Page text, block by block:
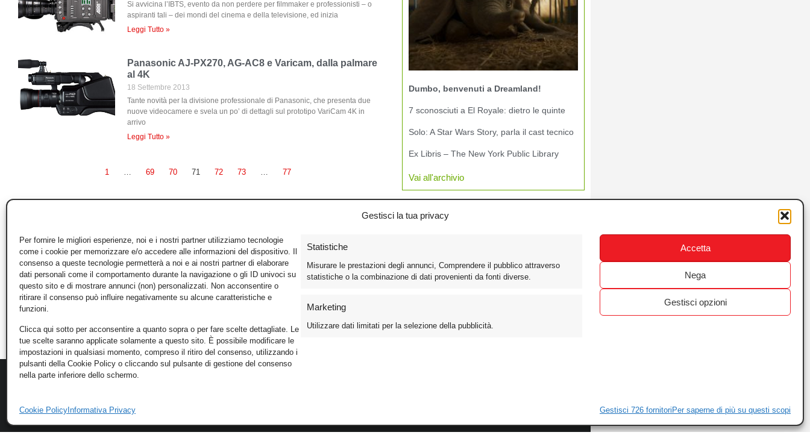
Gestisci la tua privacy
Per fornire le migliori esperienze, noi e i nostri partner utilizziamo tecnologie
come i cookie per memorizzare e/o accedere alle informazioni del dispositivo. Il
consenso a queste tecnologie permetterà a noi e ai nostri partner di elaborare
dati personali come il comportamento durante la navigazione o gli ID univoci su
questo sito e di mostrare annunci (non) personalizzati. Non acconsentire o
ritirare il consenso può influire negativamente su alcune caratteristiche e
funzioni.
Clicca qui sotto per acconsentire a quanto sopra o per fare scelte dettagliate. Le
tue scelte saranno applicate solamente a questo sito. È possibile modificare le
impostazioni in qualsiasi momento, compreso il ritiro del consenso, utilizzando i
pulsanti della Cookie Policy o cliccando sul pulsante di gestione del consenso
nella parte inferiore dello schermo.
Statistiche
Misurare le prestazioni degli annunci, Comprendere il pubblico attraverso
statistiche o la combinazione di dati provenienti da fonti diverse.
Marketing
Utilizzare dati limitati per la selezione della pubblicità.
Gestisci 726 fornitori Per saperne di più su questi scopi
Accetta
Nega
Gestisci opzioni
Cookie Policy Informativa Privacy
Si avvicina l’IBTS, evento da non perdere per filmmaker e professionisti – o
aspiranti tali – dei mondi del cinema e della televisione, ed inizia
Leggi Tutto »
Panasonic AJ-PX270, AG-AC8 e Varicam, dalla palmare
al 4K
18 Settembre 2013
Tante novità per la divisione professionale di Panasonic, che presenta due
nuove videocamere e svela un po’ di dettagli sul prototipo VariCam 4K in
arrivo
Leggi Tutto »
1 … 69 70 71 72 73 … 77
Dumbo, benvenuti a Dreamland!
7 sconosciuti a El Royale: dietro le quinte
Solo: A Star Wars Story, parla il cast tecnico
Ex Libris – The New York Public Library
Vai all'archivio